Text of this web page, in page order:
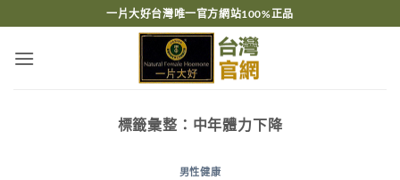
轉
一片大好台灣唯一官方網站100%正品
標籤彙整： 中年體力下降
男性健康